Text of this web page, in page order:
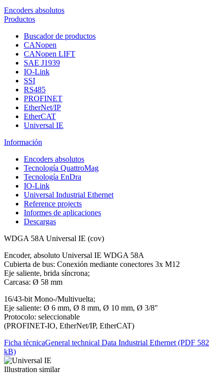
Encoders absolutos
Productos
Buscador de productos
CANopen
CANopen LIFT
SAE J1939
IO-Link
SSI
RS485
PROFINET
EtherNet/IP
EtherCAT
Universal IE
Información
Encoders absolutos
Tecnología QuattroMag
Tecnología EnDra
IO-Link
Universal Industrial Ethernet
Reference projects
Informes de aplicaciones
Descargas
WDGA 58A Universal IE (cov)
Encoder, absoluto Universal IE WDGA 58A
Cubierta de bus: Conexión mediante conectores 3x M12
Eje saliente, brida síncrona;
Carcasa: Ø 58 mm
16/43-bit Mono-/Multivuelta;
Eje saliente: Ø 6 mm, Ø 8 mm, Ø 10 mm, Ø 3/8"
Protocolo: seleccionable
(PROFINET-IO, EtherNet/IP, EtherCAT)
Ficha técnicaGeneral technical Data Industrial Ethernet (PDF 582
kB)
Illustration similar